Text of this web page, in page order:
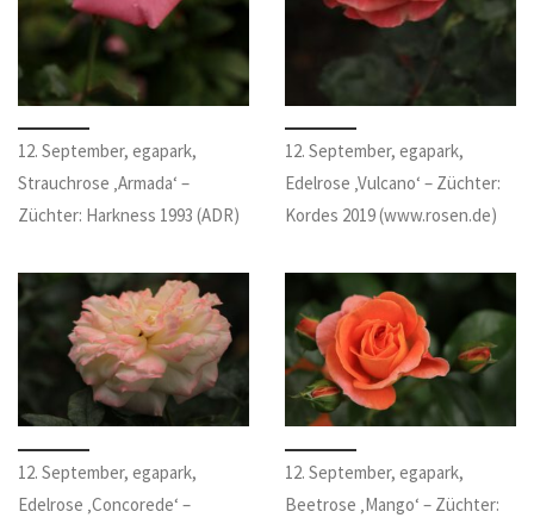
12. September, egapark,
Strauchrose ‚Armada‘ –
Züchter: Harkness 1993 (ADR)
12. September, egapark,
Edelrose ‚Vulcano‘ – Züchter:
Kordes 2019 (www.rosen.de)
12. September, egapark,
Edelrose ‚Concorede‘ –
12. September, egapark,
Beetrose ‚Mango‘ – Züchter: